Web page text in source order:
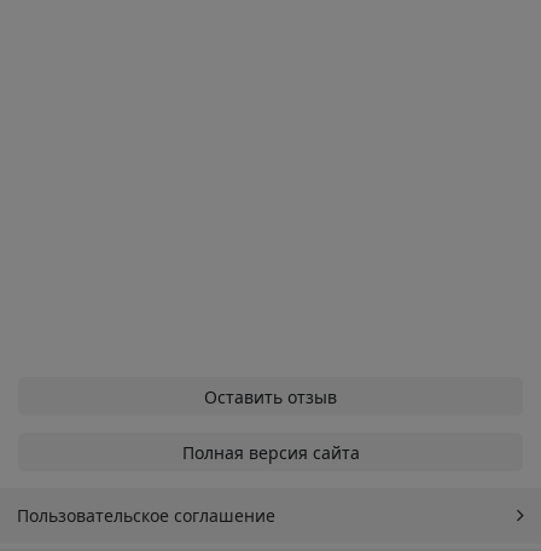
Оставить отзыв
Полная версия сайта
Пользовательское соглашение